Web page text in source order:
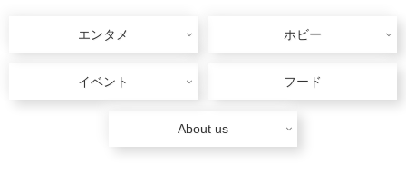
エンタメ ホビー
イベント フード
About us